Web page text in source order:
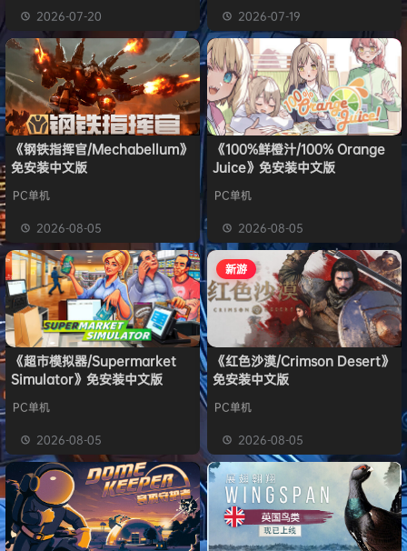
加入本站 8月4日
2026-07-20 2026-07-19
《钢铁指挥官/Mechabellum》
免安装中文版
PC单机
2026-08-05
《100%鲜橙汁/100% Orange
Juice》免安装中文版
PC单机
2026-08-05
《超市模拟器/Supermarket
Simulator》免安装中文版
PC单机
2026-08-05
新游
《红色沙漠/Crimson Desert》
免安装中文版
PC单机
2026-08-05